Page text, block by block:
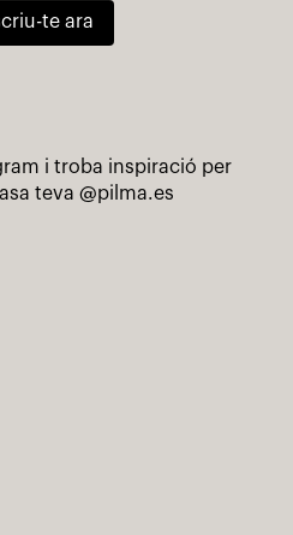
te ara
i troba inspiració per
teva @pilma.es